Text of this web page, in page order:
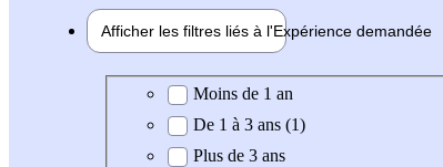
Afficher les filtres liés à l'Expérience demandée
Expérience demandée
Moins de 1 an
De 1 à 3 ans (1)
Plus de 3 ans